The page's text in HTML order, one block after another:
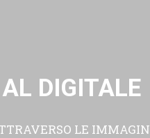
DIGITALE
LE